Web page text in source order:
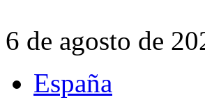
6 de agosto de
España